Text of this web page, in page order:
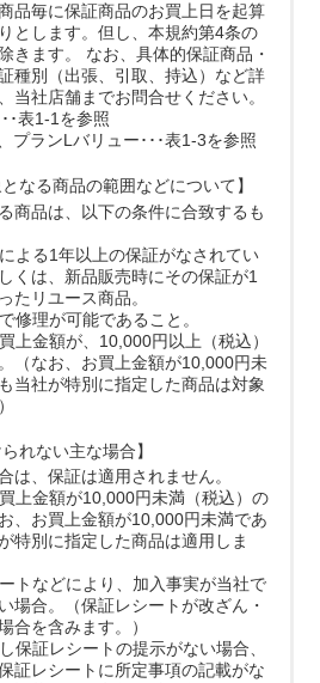
品毎に保証商品のお買上日を起算
とします。但し、本規約第4条の
きます。 なお、具体的保証商品・
種別（出張、引取、持込）など詳
当社店舗までお問合せください。
･表1-1を参照
プランLバリュー･･･表1-3を参照
となる商品の範囲などについて】
商品は、以下の条件に合致するも
よる1年以上の保証がなされてい
くは、新品販売時にその保証が1
たリユース商品。
修理が可能であること。
上金額が、10,000円以上（税込）
（なお、お買上金額が10,000円未
当社が特別に指定した商品は対象
れない主な場合】
は、保証は適用されません。
買上金額が10,000円未満（税込）の
、お買上金額が10,000円未満であ
特別に指定した商品は適用しま
トなどにより、加入事実が当社で
場合。（保証レシートが改ざん・
合を含みます。）
保証レシートの提示がない場合、
証レシートに所定事項の記載がな